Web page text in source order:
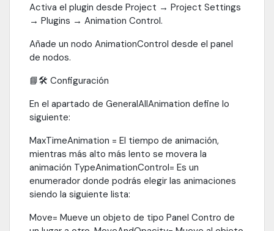
Activa el plugin desde Project → Project Settings
→ Plugins → Animation Control.
Añade un nodo AnimationControl desde el panel
de nodos.
📘🛠️ Configuración
En el apartado de GeneralAllAnimation define lo
siguiente:
MaxTimeAnimation = El tiempo de animación,
mientras más alto más lento se movera la
animación TypeAnimationControl= Es un
enumerador donde podrás elegir las animaciones
siendo la siguiente lista:
Move= Mueve un objeto de tipo Panel Contro de